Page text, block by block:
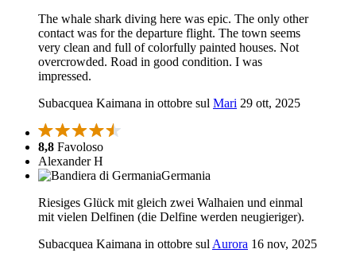
The whale shark diving here was epic. The only other
contact was for the departure flight. The town seems
very clean and full of colorfully painted houses. Not
overcrowded. Road in good condition. I was
impressed.
Subacquea Kaimana in ottobre sul Mari 29 ott, 2025
8,8 Favoloso
Alexander H
Germania
Riesiges Glück mit gleich zwei Walhaien und einmal
mit vielen Delfinen (die Delfine werden neugieriger).
Subacquea Kaimana in ottobre sulAurora 16 nov, 2025